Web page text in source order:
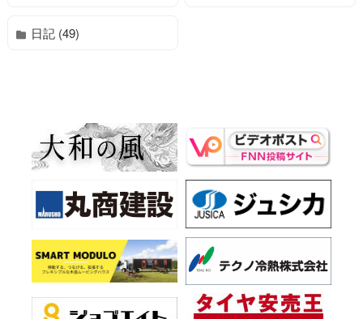
日記 (49)